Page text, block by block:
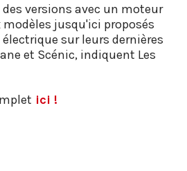
versions avec un moteur
jusqu'ici proposés
sur leurs dernières
et Scénic, indiquent Les
ici !